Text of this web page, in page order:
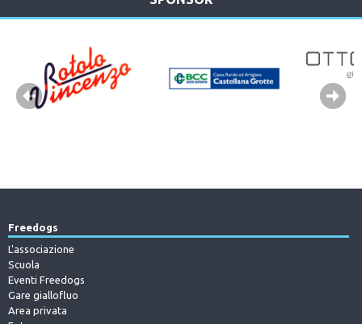
Freedogs
L'associazione
Scuola
Eventi Freedogs
Gare giallofluo
Area privata